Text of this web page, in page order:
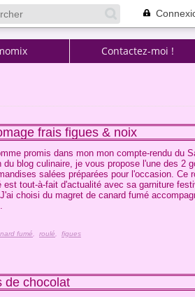
Contactez-moi !
frais figues & noix
promis dans mon mon compte-rendu du
du blog culinaire, je vous propose l'une des 2
salées préparées pour l'occasion. Ce
est tout-à-fait d'actualité avec sa garniture
choisi du magret de canard fumé
fumé roulé figues
de chocolat